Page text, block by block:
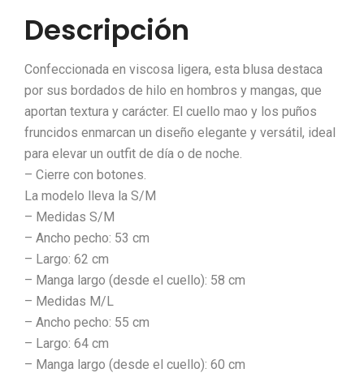
Descripción
Confeccionada en viscosa ligera, esta blusa destaca
por sus bordados de hilo en hombros y mangas, que
aportan textura y carácter. El cuello mao y los puños
fruncidos enmarcan un diseño elegante y versátil, ideal
para elevar un outfit de día o de noche.
– Cierre con botones.
La modelo lleva la S/M
– Medidas S/M
– Ancho pecho: 53 cm
– Largo: 62 cm
– Manga largo (desde el cuello): 58 cm
– Medidas M/L
– Ancho pecho: 55 cm
– Largo: 64 cm
– Manga largo (desde el cuello): 60 cm